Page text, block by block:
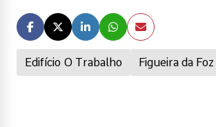
Edifício O Trabalho Figueira da Foz